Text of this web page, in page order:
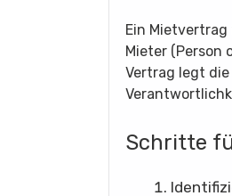
Ein
Mieter (Person
Vertrag legt
Schritte